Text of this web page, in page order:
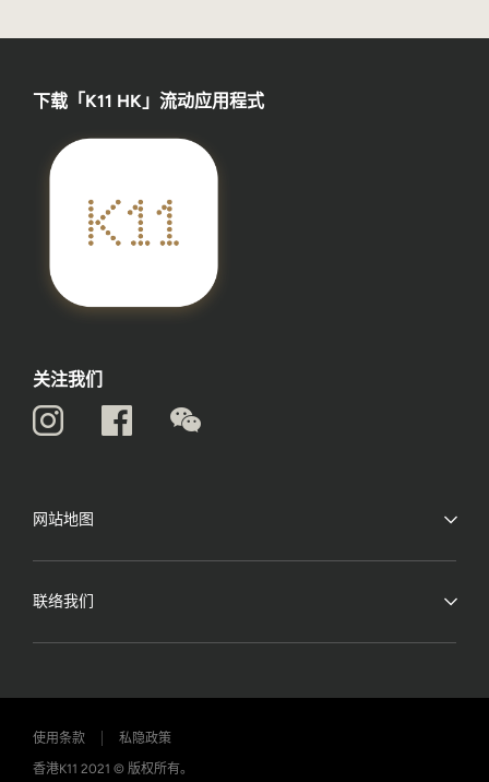
下载「K11 HK」流动应用程式
关注我们
网站地图
联络我们
使用条款
私隐政策
香港K11 2021 © 版权所有。